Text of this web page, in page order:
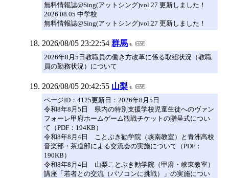
無料情報誌@Sing(アットシング)vol.27 更新しました！
2026.08.05 中学校
無料情報誌@Sing(アットシング)vol.27 更新しました！
2026/08/05 23:22:54 群馬
2026年8月5日教職員の働き方改革に係る取組状況（教職
員の勤務状況）について
2026/08/05 20:42:55 山梨
ページID：4125更新日：2026年8月5日
令和8年8月5日 県内の特別支援学校児童生徒へのヴァン
フォーレ甲府ホームゲーム観戦チケットの贈呈式につい
て（PDF：194KB）
令和8年8月4日 ことぶき勧学院（峡南教室）と青洲高校
音楽部・茶道部による交流会の実施について（PDF：
190KB）
令和8年8月4日 山梨ことぶき勧学院（甲府・峡東教室）
講座「若者との交流（パソコンに挑戦）」の実施につい